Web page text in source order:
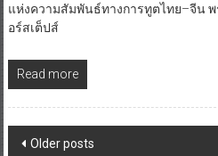
แห่งความสัมพันธ์ทางการทูตไทย–จีน
อร์สเต็ปส์
Read more
Posts
Older posts